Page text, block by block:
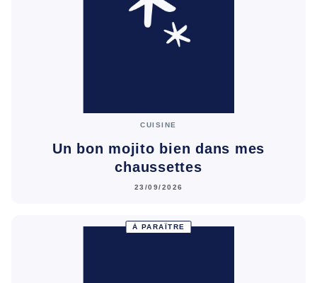
CUISINE
Un bon mojito bien dans mes
chaussettes
23/09/2026
À PARAÎTRE